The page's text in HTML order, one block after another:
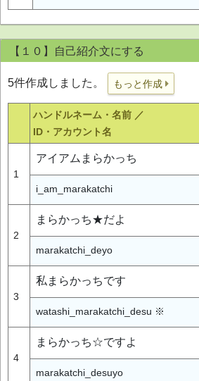
【１０】自己紹介文にする
5件作成しました。 もっと作成
ハンドルネーム・名前 ／
ID・アカウント名
1
アイアムまらかっち
i_am_marakatchi
2
まらかっち★だよ
marakatchi_deyo
3
私まらかっちです
watashi_marakatchi_desu ※
4
まらかっち☆ですよ
marakatchi_desuyo